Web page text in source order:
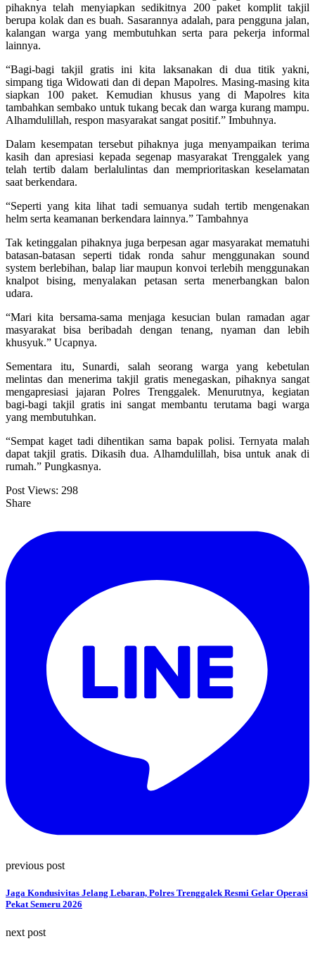
pihaknya telah menyiapkan sedikitnya 200 paket komplit takjil
berupa kolak dan es buah. Sasarannya adalah, para pengguna jalan,
kalangan warga yang membutuhkan serta para pekerja informal
lainnya.
“Bagi-bagi takjil gratis ini kita laksanakan di dua titik yakni,
simpang tiga Widowati dan di depan Mapolres. Masing-masing kita
siapkan 100 paket. Kemudian khusus yang di Mapolres kita
tambahkan sembako untuk tukang becak dan warga kurang mampu.
Alhamdulillah, respon masyarakat sangat positif.” Imbuhnya.
Dalam kesempatan tersebut pihaknya juga menyampaikan terima
kasih dan apresiasi kepada segenap masyarakat Trenggalek yang
telah tertib dalam berlalulintas dan memprioritaskan keselamatan
saat berkendara.
“Seperti yang kita lihat tadi semuanya sudah tertib mengenakan
helm serta keamanan berkendara lainnya.” Tambahnya
Tak ketinggalan pihaknya juga berpesan agar masyarakat mematuhi
batasan-batasan seperti tidak ronda sahur menggunakan sound
system berlebihan, balap liar maupun konvoi terlebih menggunakan
knalpot bising, menyalakan petasan serta menerbangkan balon
udara.
“Mari kita bersama-sama menjaga kesucian bulan ramadan agar
masyarakat bisa beribadah dengan tenang, nyaman dan lebih
khusyuk.” Ucapnya.
Sementara itu, Sunardi, salah seorang warga yang kebetulan
melintas dan menerima takjil gratis menegaskan, pihaknya sangat
mengapresiasi jajaran Polres Trenggalek. Menurutnya, kegiatan
bagi-bagi takjil gratis ini sangat membantu terutama bagi warga
yang membutuhkan.
“Sempat kaget tadi dihentikan sama bapak polisi. Ternyata malah
dapat takjil gratis. Dikasih dua. Alhamdulillah, bisa untuk anak di
rumah.” Pungkasnya.
Post Views: 298
Share
previous post
Jaga Kondusivitas Jelang Lebaran, Polres Trenggalek Resmi Gelar Operasi
Pekat Semeru 2026
next post